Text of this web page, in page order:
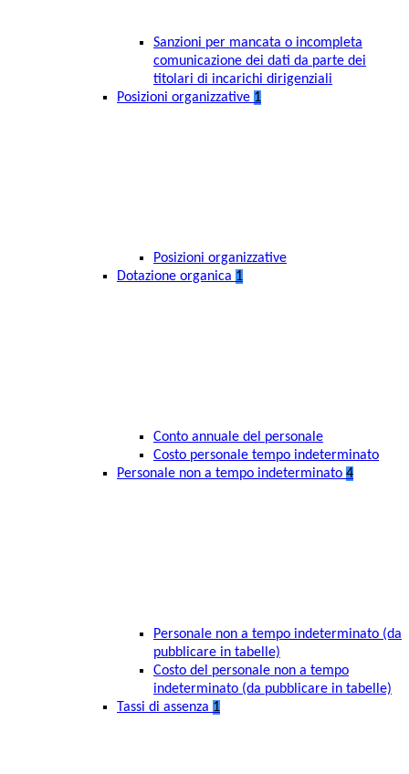
Sanzioni per mancata o incompleta
comunicazione dei dati da parte dei
titolari di incarichi dirigenziali
Posizioni organizzative 1
Posizioni organizzative
Dotazione organica 1
Conto annuale del personale
Costo personale tempo indeterminato
Personale non a tempo indeterminato 4
Personale non a tempo indeterminato (da
pubblicare in tabelle)
Costo del personale non a tempo
indeterminato (da pubblicare in tabelle)
Tassi di assenza 1